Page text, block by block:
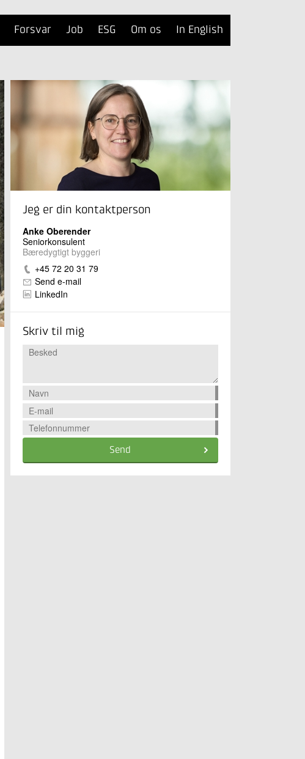
Forsvar Job ESG Om os In English
Jeg er din kontaktperson
Anke Oberender
Seniorkonsulent
Bæredygtigt byggeri
+45 72 20 31 79
Send e-mail
LinkedIn
Skriv til mig
Send